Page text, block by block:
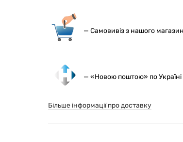
— Самовивіз з нашого
— «Новою поштою» по
Більше інформації про доставку